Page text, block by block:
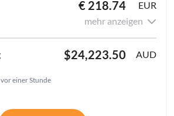
€ 218.74
EUR
mehr anzeigen
$24,223.50 AUD
vor einer Stunde